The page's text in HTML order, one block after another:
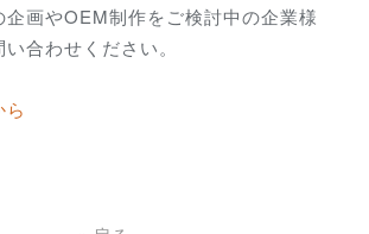
企画やOEM制作をご検討中の企業様
合わせください。